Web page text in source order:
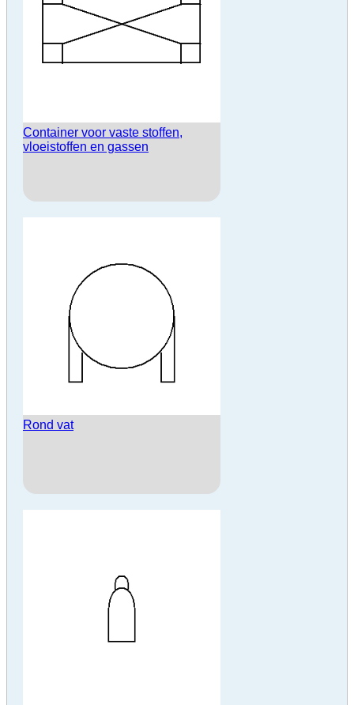
Container voor vaste stoffen,
vloeistoffen en gassen
Rond vat